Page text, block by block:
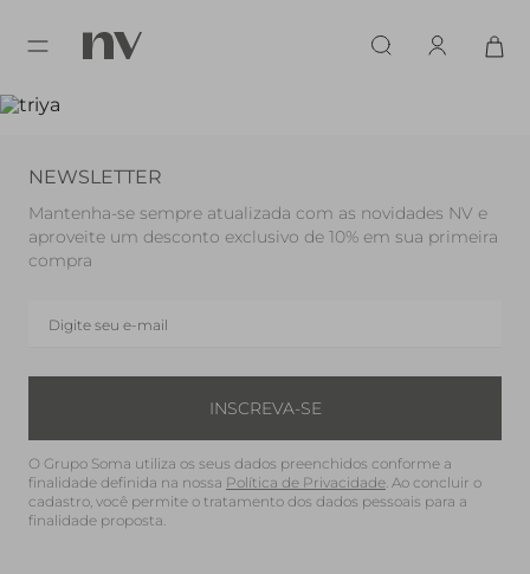
NEWSLETTER
Mantenha-se sempre atualizada com as novidades NV e
aproveite um desconto exclusivo de 10% em sua primeira
compra
INSCREVA-SE
O Grupo Soma utiliza os seus dados preenchidos conforme a
finalidade definida na nossa Política de Privacidade. Ao concluir o
cadastro, você permite o tratamento dos dados pessoais para a
finalidade proposta.